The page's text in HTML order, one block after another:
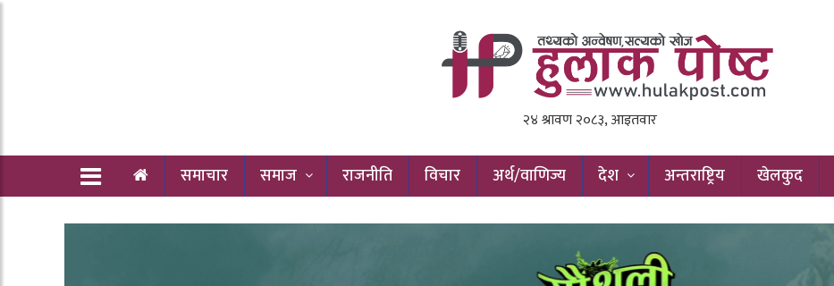
समाचार समाज राजनीति विचार अर्थ/वाणिज्य देश अन्तराष्ट्रिय खेलकुद